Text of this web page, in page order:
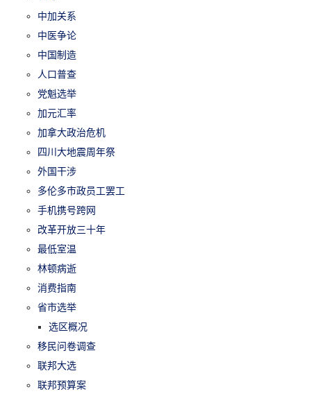
中加关系
中医争论
中国制造
人口普查
党魁选举
加元汇率
加拿大政治危机
四川大地震周年祭
外国干涉
多伦多市政员工罢工
手机携号跨网
改革开放三十年
最低室温
林顿病逝
消费指南
省市选举
选区概况
移民问卷调查
联邦大选
联邦预算案